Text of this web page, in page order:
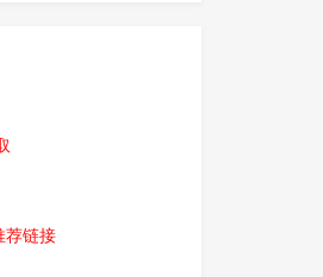
荐链接